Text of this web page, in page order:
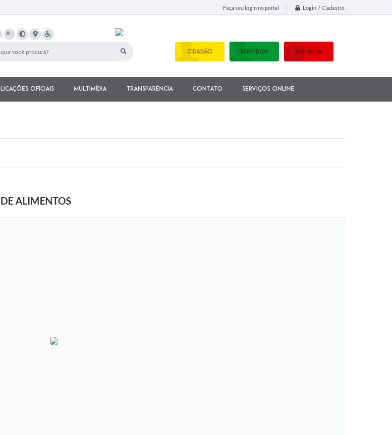
Faça seu login no portal Login / Cadastro
A-
CIDADÃO SERVIDOR EMPRESA
Oficiais Multimídia Transparência Contato Serviços Online
ALIMENTOS